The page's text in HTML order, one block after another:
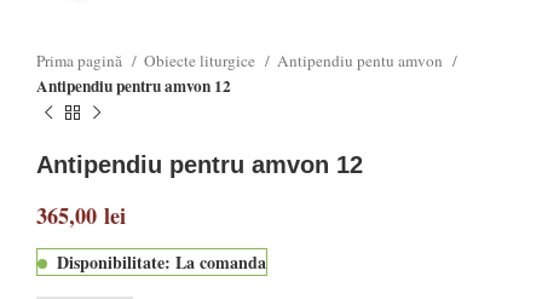
Prima pagină Obiecte liturgice Antipendiu pentu amvon
Antipendiu pentru amvon 12
Antipendiu pentru amvon 12
365,00 lei
Disponibilitate: La comanda